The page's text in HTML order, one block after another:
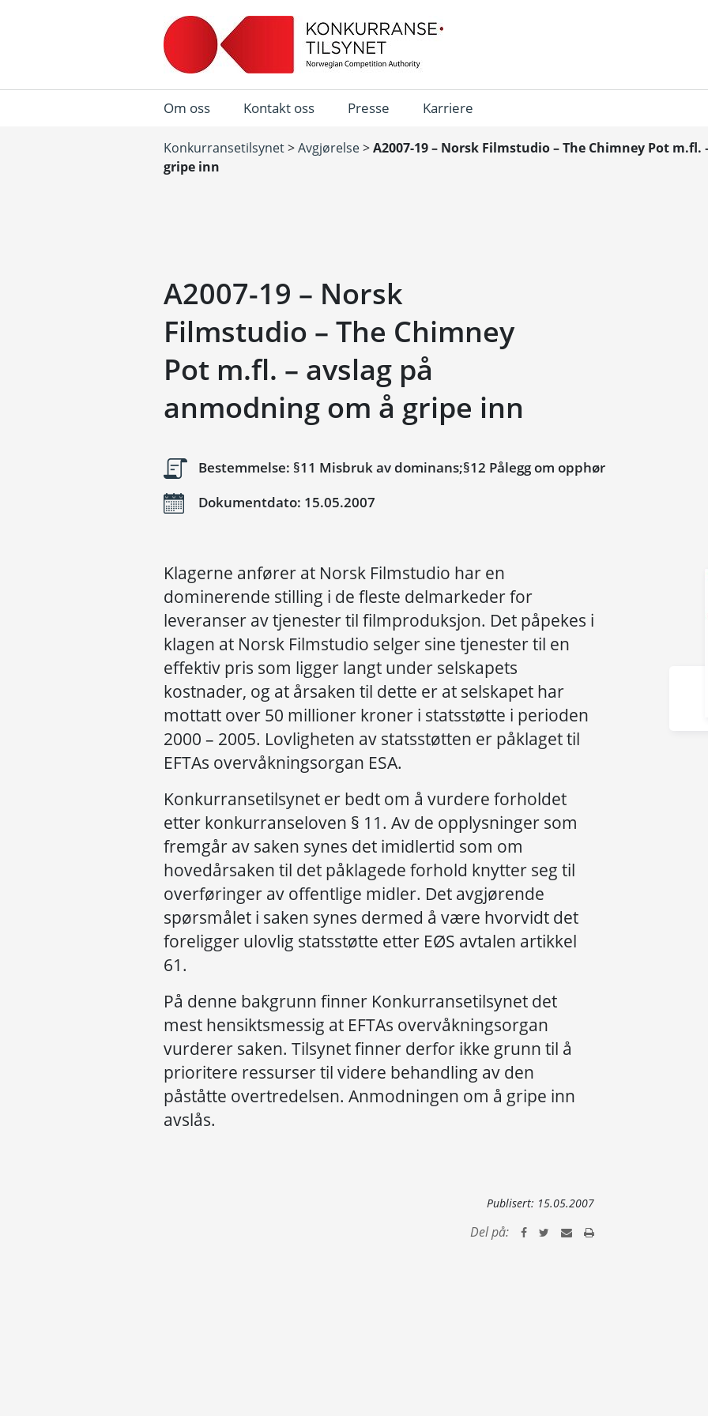
Om oss Kontakt oss Presse Karriere
Konkurransetilsynet>Avgjørelse>A2007-19 – Norsk Filmstudio – The Chimney Pot
gripe inn
A2007-19 – Norsk
Filmstudio – The Chimney
Pot m.fl. – avslag på
anmodning om å gripe inn
Bestemmelse: §11 Misbruk av dominans;§12 Pålegg om opphør
Dokumentdato: 15.05.2007
Klagerne anfører at Norsk Filmstudio har en
dominerende stilling i de fleste delmarkeder for
leveranser av tjenester til filmproduksjon. Det påpekes i
klagen at Norsk Filmstudio selger sine tjenester til en
effektiv pris som ligger langt under selskapets
kostnader, og at årsaken til dette er at selskapet har
mottatt over 50 millioner kroner i statsstøtte i perioden
2000 – 2005. Lovligheten av statsstøtten er påklaget til
EFTAs overvåkningsorgan ESA.
Konkurransetilsynet er bedt om å vurdere forholdet
etter konkurranseloven § 11. Av de opplysninger som
fremgår av saken synes det imidlertid som om
hovedårsaken til det påklagede forhold knytter seg til
overføringer av offentlige midler. Det avgjørende
spørsmålet i saken synes dermed å være hvorvidt det
foreligger ulovlig statsstøtte etter EØS avtalen artikkel
61.
På denne bakgrunn finner Konkurransetilsynet det
mest hensiktsmessig at EFTAs overvåkningsorgan
vurderer saken. Tilsynet finner derfor ikke grunn til å
prioritere ressurser til videre behandling av den
påståtte overtredelsen. Anmodningen om å gripe inn
avslås.
Publisert: 15.05.2007
Del på: